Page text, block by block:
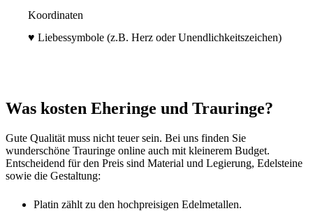
Koordinaten
♥️ Liebessymbole (z.B. Herz oder Unendlichkeitszeichen)
Was kosten Eheringe und Trauringe?
Gute Qualität muss nicht teuer sein. Bei uns finden Sie
wunderschöne Trauringe online auch mit kleinerem Budget.
Entscheidend für den Preis sind Material und Legierung, Edelsteine
sowie die Gestaltung:
Platin zählt zu den hochpreisigen Edelmetallen.